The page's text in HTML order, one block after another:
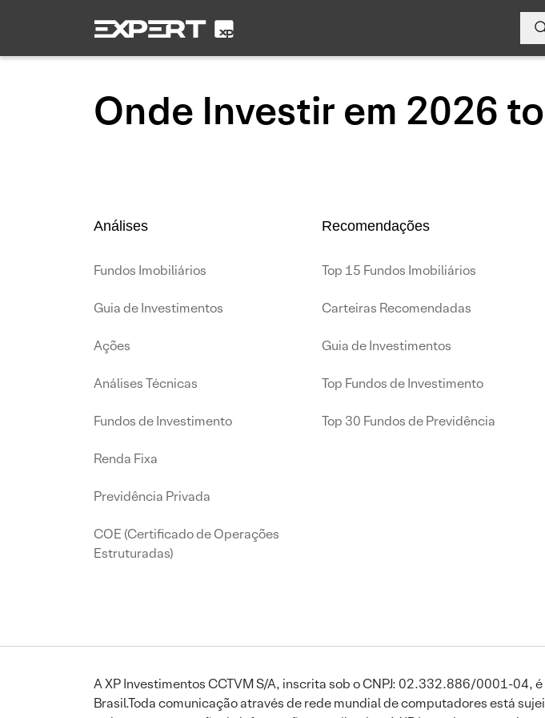
Onde Investir em 2026
Análises
Fundos Imobiliários
Guia de Investimentos
Ações
Análises Técnicas
Fundos de Investimento
Renda Fixa
Previdência Privada
COE (Certificado de Operações
Estruturadas)
Recomendações
Top 15 Fundos Imobiliários
Carteiras Recomendadas
Guia de Investimentos
Top Fundos de Investimento
Top 30 Fundos de Previdência
A XP Investimentos CCTVM S/A, inscrita sob o CNPJ: 02.332.886/0001-
Brasil.Toda comunicação através de rede mundial de computadores está